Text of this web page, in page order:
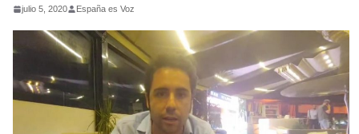
julio 5, 2020 España es Voz